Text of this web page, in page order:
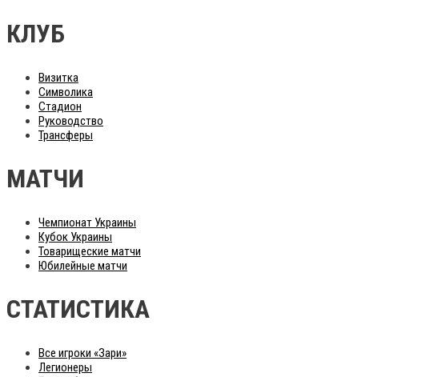
КЛУБ
Визитка
Символика
Стадион
Руководство
Трансферы
МАТЧИ
Чемпионат Украины
Кубок Украины
Товарищеские матчи
Юбилейные матчи
СТАТИСТИКА
Все игроки «Зари»
Легионеры